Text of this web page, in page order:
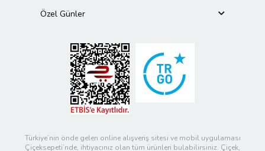
Özel Günler
Türkiye’nin önde gelen online alışveriş sitesi ve mobil uygulaması
Çiçeksepeti’nde, ihtiyacınız olan tüm ürünleri bulabilirsiniz. Çiçek,